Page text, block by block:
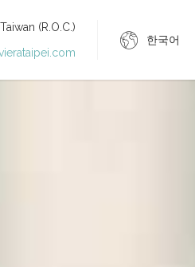
(R.O.C.)
한국어